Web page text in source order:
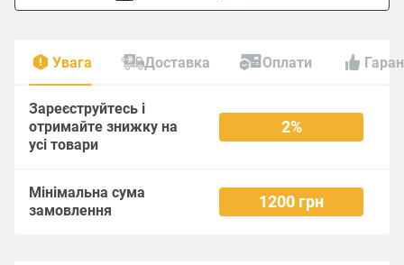
Увага Доставка Оплати
Зареєструйтесь і
отримайте знижку на
усі товари
2%
Мінімальна сума
замовлення
1200 грн